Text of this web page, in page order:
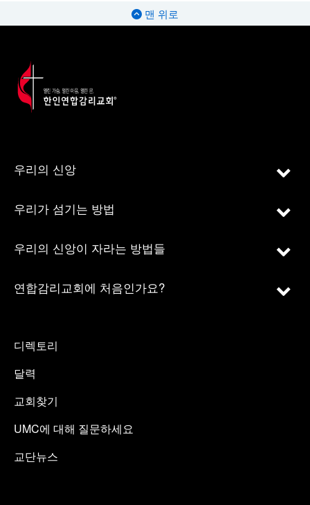
맨 위로
우리의 신앙
우리가 섬기는 방법
우리의 신앙이 자라는 방법들
연합감리교회에 처음인가요?
디렉토리
달력
교회찾기
UMC에 대해 질문하세요
교단뉴스